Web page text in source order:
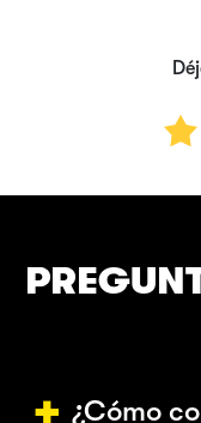
¿Cómo